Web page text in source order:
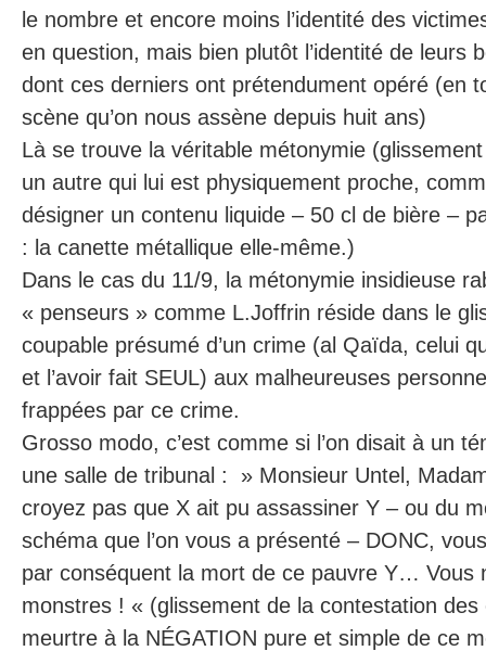
le nombre et encore moins l’identité des
en question, mais bien plutôt l’identité de leurs
dont ces derniers ont prétendument opéré (en
scène qu’on nous assène depuis huit ans)
Là se trouve la véritable métonymie
un autre qui lui est physiquement proche,
désigner un contenu liquide – 50 cl de bière –
: la canette métallique elle-même.)
Dans le cas du 11/9, la métonymie insidieuse
« penseurs » comme L.Joffrin réside dans le
coupable présumé d’un crime (al Qaïda, celui
et l’avoir fait SEUL) aux malheureuses
frappées par ce crime.
Grosso modo, c’est comme si l’on disait à un
une salle de tribunal : » Monsieur Untel,
croyez pas que X ait pu assassiner Y – ou du
schéma que l’on vous a présenté – DONC,
par conséquent la mort de ce pauvre Y… Vous
monstres ! « (glissement de la contestation des
meurtre à la NÉGATION pure et simple de ce